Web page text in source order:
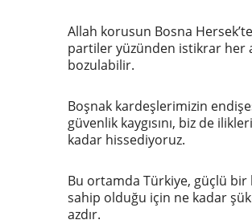
Allah korusun Bosna Hersek’te
partiler yüzünden istikrar her
bozulabilir.
Boşnak kardeşlerimizin
güvenlik kaygısını, biz de
kadar hissediyoruz.
Bu ortamda Türkiye, güçlü bir
sahip olduğu için ne kadar
azdır.